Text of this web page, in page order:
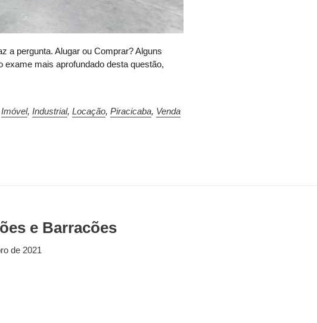
a pergunta. Alugar ou Comprar? Alguns
exame mais aprofundado desta questão,
Imóvel,Industrial,Locação,Piracicaba, Venda
e Barracões
de 2021